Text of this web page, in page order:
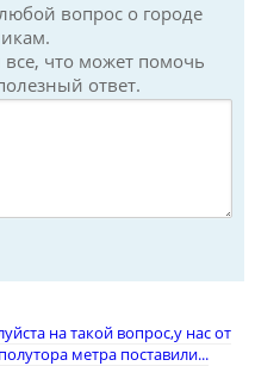
вопрос о городе
что может помочь
ответ.
на такой вопрос,у нас от
метра поставили...